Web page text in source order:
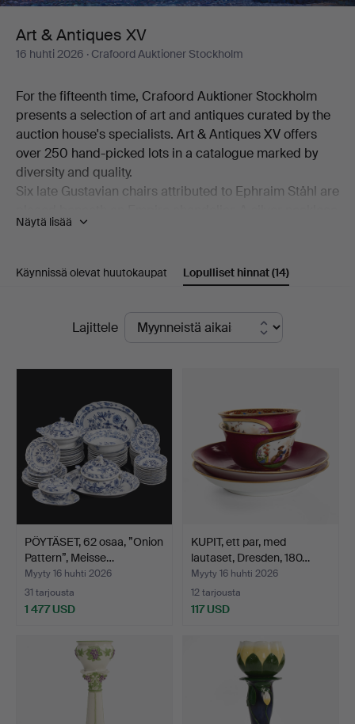
Art & Antiques XV
16 huhti 2026 · Crafoord Auktioner Stockholm
For the fifteenth time, Crafoord Auktioner Stockholm
presents a selection of art and antiques curated by the
auction house's specialists. Art & Antiques XV offers
over 250 hand-picked lots in a catalogue marked by
diversity and quality.
Six late Gustavian chairs attributed to Ephraim Ståhl are
made by Anders Arvidsson Castman in Eksjö in 1793
Madrid's starting eleven from 1966. And on the
bookshelf stands a copy of C L Grubb's substantial
century. Add to this a wealth of beautiful objects,
including a mahogany chiffonier by Carl Hendric Blom,
Johansson's stretching swans against a pale blue-pink
sky, a pair of substantial caryatids and much more
besides.
Welcome!
Näytä lisää
Käynnissä olevat huutokaupat Lopulliset hinnat(14)
LopullisetLajittele
PÖYTÄSET, 62 osaa, ”Onion
Pattern”, Meisse…
Myyty 16 huhti 2026
31 tarjousta
1 477 USD
KUPIT, ett par, med
lautaset, Dresden, 180…
Myyty 16 huhti 2026
12 tarjousta
117 USD